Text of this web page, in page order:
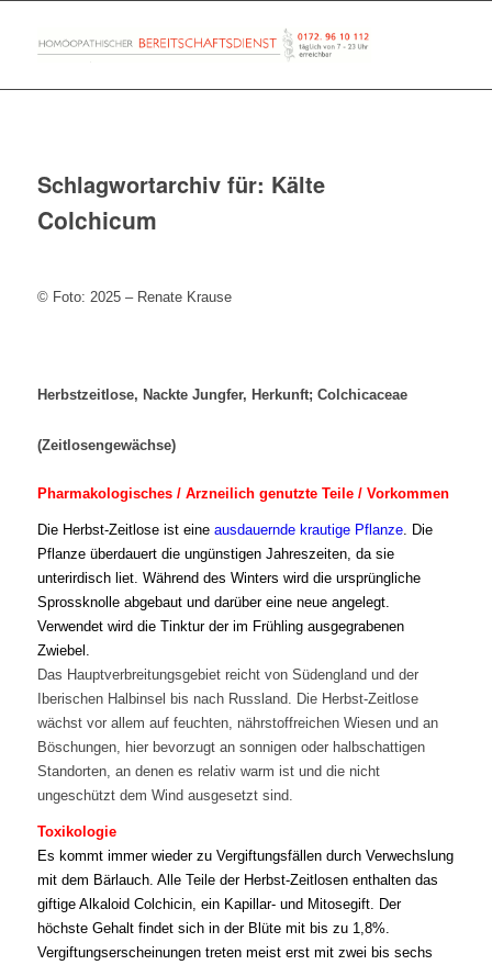
Schlagwortarchiv für: Kälte
Colchicum
© Foto: 2025 – Renate Krause
Herbstzeitlose, Nackte Jungfer, Herkunft; Colchicaceae
(Zeitlosengewächse)
Pharmakologisches / Arzneilich genutzte Teile / Vorkommen
Die Herbst-Zeitlose ist eine ausdauernde krautige Pflanze. Die
Pflanze überdauert die ungünstigen Jahreszeiten, da sie
unterirdisch liet. Während des Winters wird die ursprüngliche
Sprossknolle abgebaut und darüber eine neue angelegt.
Verwendet wird die Tinktur der im Frühling ausgegrabenen
Zwiebel.
Das Hauptverbreitungsgebiet reicht von Südengland und der
Iberischen Halbinsel bis nach Russland. Die Herbst-Zeitlose
wächst vor allem auf feuchten, nährstoffreichen Wiesen und an
Böschungen, hier bevorzugt an sonnigen oder halbschattigen
Standorten, an denen es relativ warm ist und die nicht
ungeschützt dem Wind ausgesetzt sind.
Toxikologie
Es kommt immer wieder zu Vergiftungsfällen durch Verwechslung
mit dem Bärlauch. Alle Teile der Herbst-Zeitlosen enthalten das
giftige Alkaloid Colchicin, ein Kapillar- und Mitosegift. Der
höchste Gehalt findet sich in der Blüte mit bis zu 1,8%.
Vergiftungserscheinungen treten meist erst mit zwei bis sechs